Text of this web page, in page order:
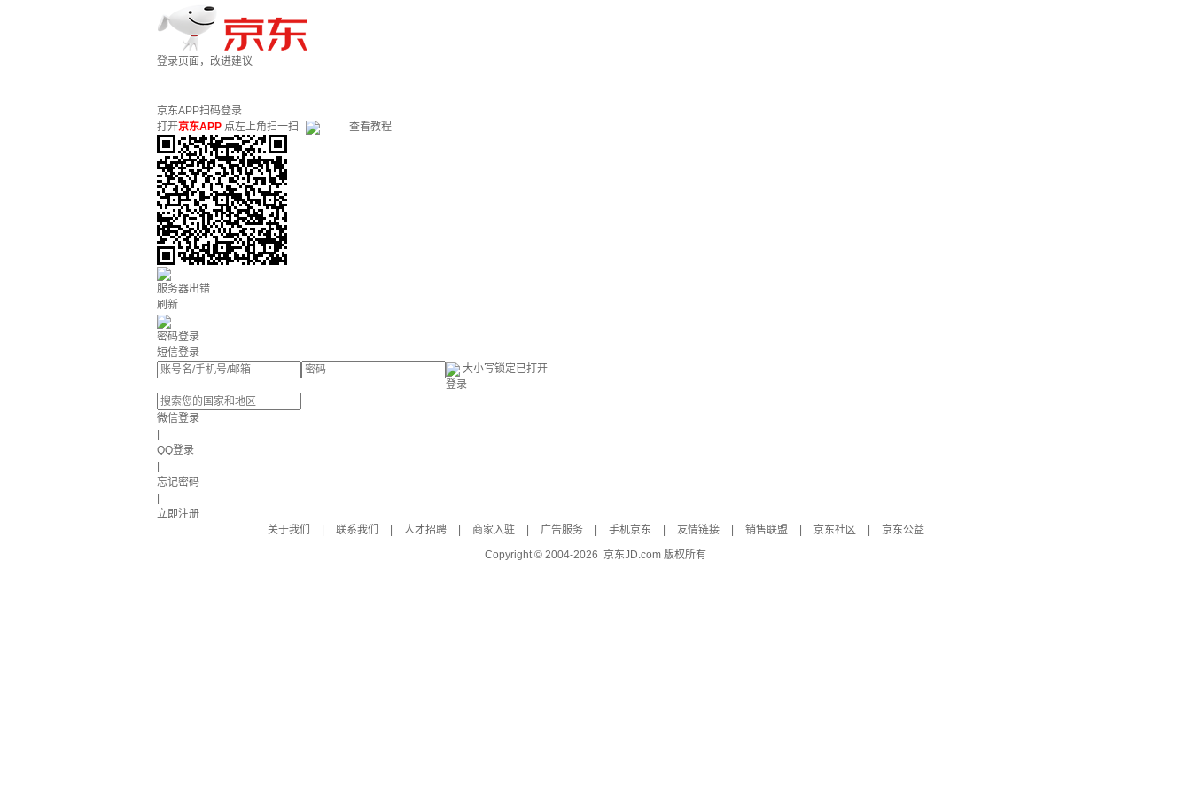
登录页面，改进建议
京东APP扫码登录
打开京东APP 点左上角扫一扫 查看教程
服务器出错
刷新
密码登录
短信登录
大小写锁定已打开
登录
微信登录
QQ登录
忘记密码
立即注册
关于我们
联系我们 人才招聘 商家入驻 广告服务 手机京东 友情链接 销售联盟 京东社区
京东公益
Copyright © 2004-2026 京东JD.com 版权所有